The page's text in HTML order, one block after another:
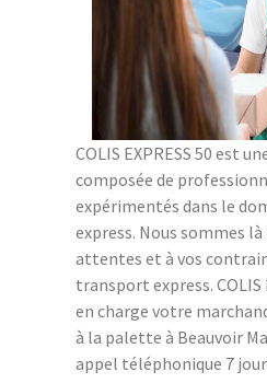
COLIS EXPRESS 50 est
composée de
expérimentés dans le
express. Nous sommes
attentes et à vos
transport express. COLIS
en charge votre
à la palette à Beauvoir
appel téléphonique 7